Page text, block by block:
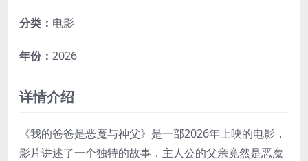
分类： 电影
年份： 2026
详情介绍
《我的爸爸是恶魔与神父》是一部2026年上映的电影，
影片讲述了一个独特的故事，主人公的父亲竟然是恶魔